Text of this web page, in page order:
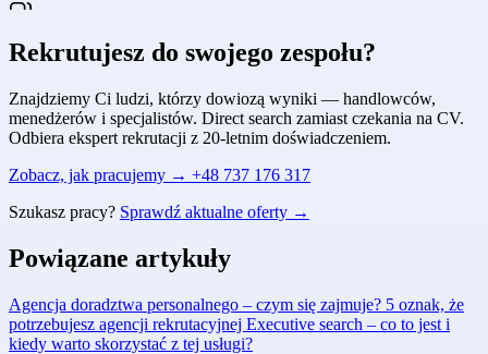
Rekrutujesz do swojego zespołu?
Znajdziemy Ci ludzi, którzy dowiozą wyniki — handlowców,
menedżerów i specjalistów. Direct search zamiast czekania na CV.
Odbiera ekspert rekrutacji z 20-letnim doświadczeniem.
Zobacz, jak pracujemy → +48 737 176 317
Szukasz pracy? Sprawdź aktualne oferty →
Powiązane artykuły
Agencja doradztwa personalnego – czym się zajmuje? 5 oznak, że
potrzebujesz agencji rekrutacyjnej Executive search – co to jest i
kiedy warto skorzystać z tej usługi?